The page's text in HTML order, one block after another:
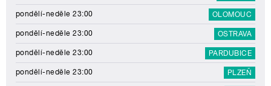
pondělí-neděle 23:00 OLOMOUC
pondělí-neděle 23:00 OSTRAVA
pondělí-neděle 23:00 PARDUBICE
pondělí-neděle 23:00 PLZEŇ